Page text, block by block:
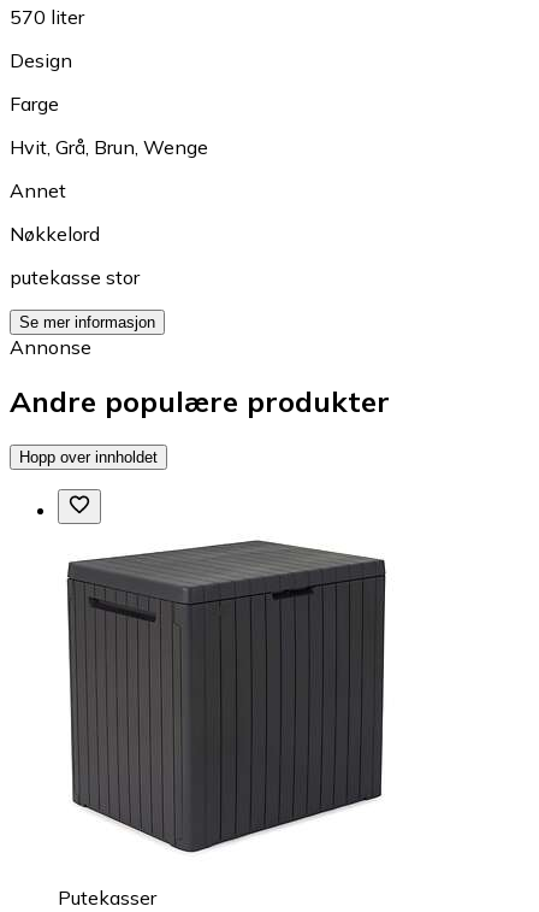
570 liter
Design
Farge
Hvit Grå Brun Wenge
Annet
Nøkkelord
putekasse stor
Se mer informasjon
Annonse
Andre populære produkter
Hopp over innholdet
Putekasser